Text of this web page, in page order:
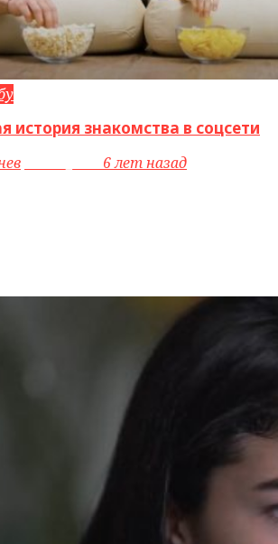
история знакомства в соцсети
6 лет назад